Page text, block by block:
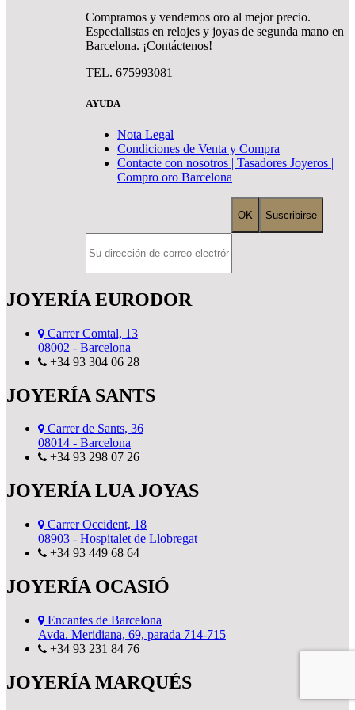
Compramos y vendemos oro al mejor precio.
Especialistas en relojes y joyas de segunda mano en
Barcelona. ¡Contáctenos!
TEL. 675993081
AYUDA
Nota Legal
Condiciones de Venta y Compra
Contacte con nosotros | Tasadores Joyeros |
Compro oro Barcelona
JOYERÍA EURODOR
Carrer Comtal, 13
08002 - Barcelona
+34 93 304 06 28
JOYERÍA SANTS
Carrer de Sants, 36
08014 - Barcelona
+34 93 298 07 26
JOYERÍA LUA JOYAS
Carrer Occident, 18
08903 - Hospitalet de Llobregat
+34 93 449 68 64
JOYERÍA OCASIÓ
Encantes de Barcelona
Avda. Meridiana, 69, parada 714-715
+34 93 231 84 76
JOYERÍA MARQUÉS